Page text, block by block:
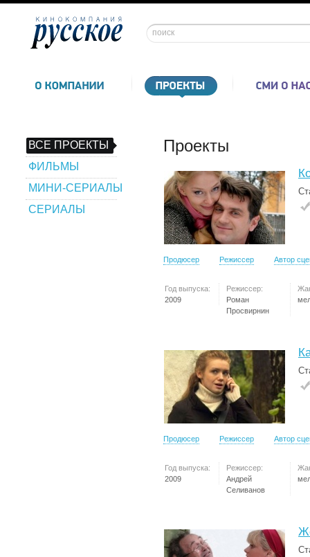
ВСЕ ПРОЕКТЫ
ФИЛЬМЫ
МИНИ-СЕРИАЛЫ
СЕРИАЛЫ
Проекты
Продюсер Режиссер Автор
Год выпуска:
2009
Режиссер:
Роман
Просвирнин
Продюсер Режиссер Автор
Год выпуска:
2009
Режиссер:
Андрей
Селиванов